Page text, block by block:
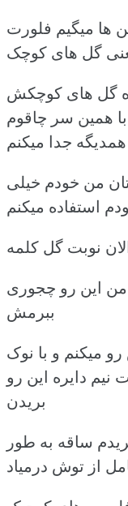
ها میگیم فلورت
گل های کوچک
گل های کوچکش
با همین سر چاقوم
جدا میکنم
من خودم خیلی
استفاده میکنم
نوبت گل کلمه
من این رو چجوری
ببرمش
میکنم و با نوک
دایره این رو
بریدن
ساقه به طور
از توش درمیاد